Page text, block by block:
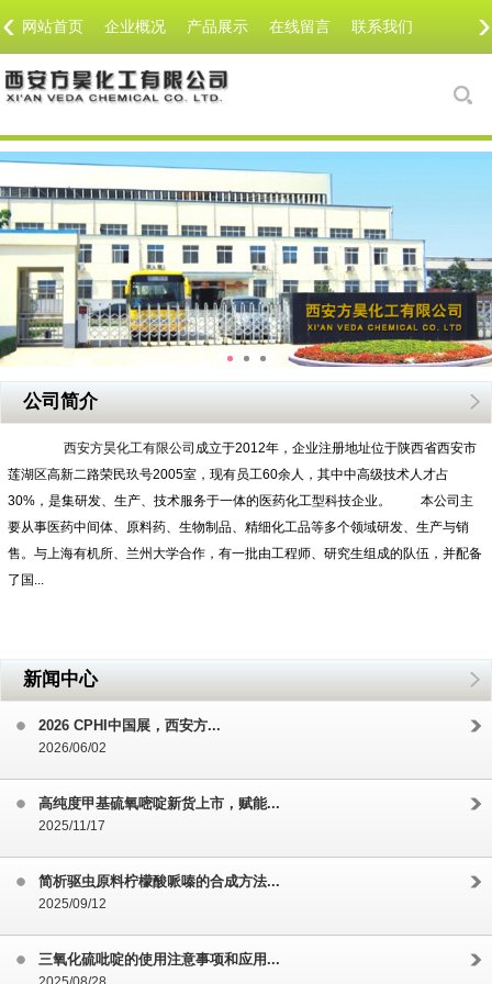
网站首页 企业概况 产品展示 在线留言 联系我们
‹ ›
公司简介
西安方昊化工有限公司 成立于2012年，企业注册地址位于陕西省西安市
莲湖区高新二路荣民玖号2005室，现有员工60余人，其中中高级技术人才占
30%，是集研发、生产、技术服务于一体的医药化工型科技企业。 本公司主
要从事医药中间体、原料药、生物制品、精细化工品等多个领域研发、生产与销
售。与上海有机所、兰州大学合作，有一批由工程师、研究生组成的队伍，并配备
了国...
新闻中心
2026 CPHI中国展，西安方...
2026/06/02
高纯度甲基硫氧嘧啶新货上市，赋能...
2025/11/17
简析驱虫原料柠檬酸哌嗪的合成方法...
2025/09/12
三氧化硫吡啶的使用注意事项和应用...